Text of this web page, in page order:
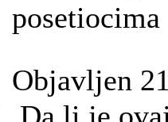
posetiocima
Objavljen